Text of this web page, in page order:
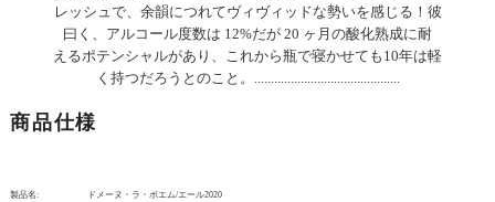
レッシュで、余韻につれてヴィヴィッドな勢いを感じる！彼
曰く、アルコール度数は 12%だが 20 ヶ月の酸化熟成に耐
えるポテンシャルがあり、これから瓶で寝かせても10年は軽
く持つだろうとのこと。............................................
商品仕様
製品名: ドメーヌ・ラ・ボエム/エール2020